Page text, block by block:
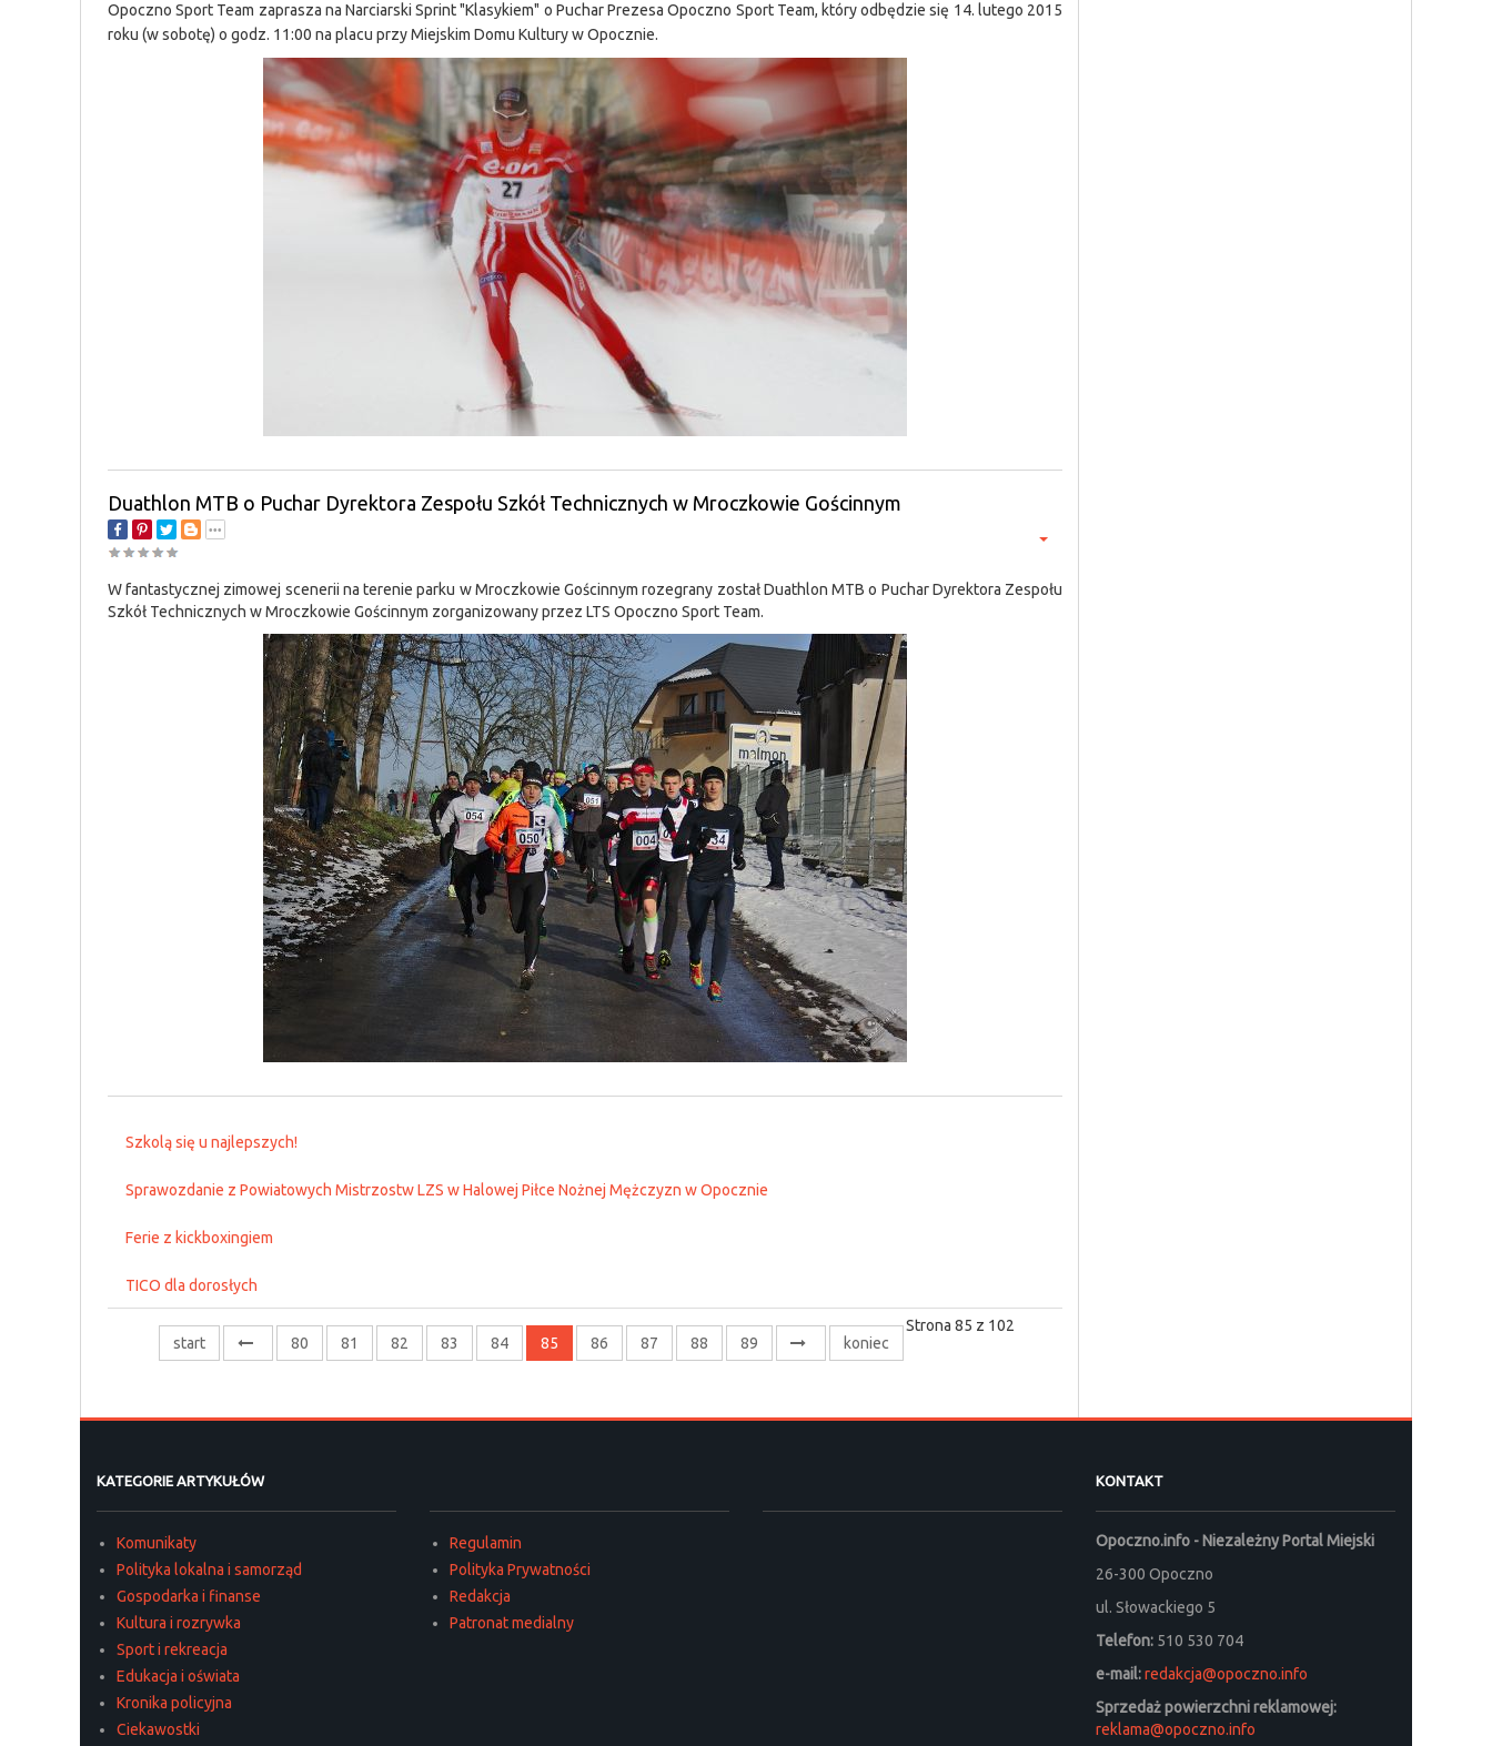
Opoczno Sport Team zaprasza na Narciarski Sprint "Klasykiem" o Puchar Prezesa Opoczno Sport Team, który odbędzie się 14. lutego 2015
roku (w sobotę) o godz. 11:00 na placu przy Miejskim Domu Kultury w Opocznie.
Duathlon MTB o Puchar Dyrektora Zespołu Szkół Technicznych w Mroczkowie Gościnnym
W fantastycznej zimowej scenerii na terenie parku w Mroczkowie Gościnnym rozegrany został Duathlon MTB o Puchar Dyrektora Zespołu
Szkół Technicznych w Mroczkowie Gościnnym zorganizowany przez LTS Opoczno Sport Team.
Szkolą się u najlepszych!
Sprawozdanie z Powiatowych Mistrzostw LZS w Halowej Piłce Nożnej Mężczyzn w Opocznie
Ferie z kickboxingiem
TICO dla dorosłych
Strona 85 z 102
start
80 81 82 83 84 85 86 87 88 89 koniec
KATEGORIE ARTYKUŁÓW
Komunikaty
Polityka lokalna i samorząd
Gospodarka i finanse
Kultura i rozrywka
Sport i rekreacja
Edukacja i oświata
Kronika policyjna
Ciekawostki
Regulamin
Polityka Prywatności
Redakcja
Patronat medialny
KONTAKT
Opoczno.info - Niezależny Portal Miejski
26-300 Opoczno
ul. Słowackiego 5
Telefon: 510 530 704
e-mail:redakcja@opoczno.info
Sprzedaż powierzchni reklamowej:
reklama@opoczno.info